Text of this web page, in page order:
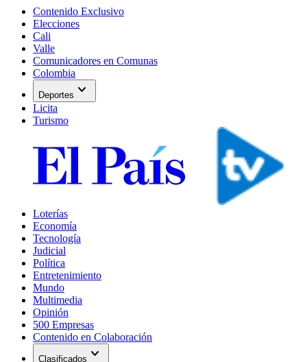
Contenido Exclusivo
Elecciones
Cali
Valle
Comunicadores en Comunas
Colombia
Deportes expand_more
Licita
Turismo
Loterías
Economía
Tecnología
Judicial
Política
Entretenimiento
Mundo
Multimedia
Opinión
500 Empresas
Contenido en Colaboración
Clasificados expand_more